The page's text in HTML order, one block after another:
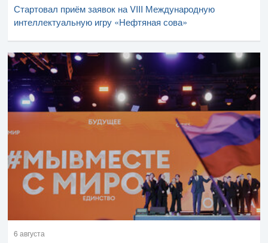
Стартовал приём заявок на VIII Международную
интеллектуальную игру «Нефтяная сова»
6 августа